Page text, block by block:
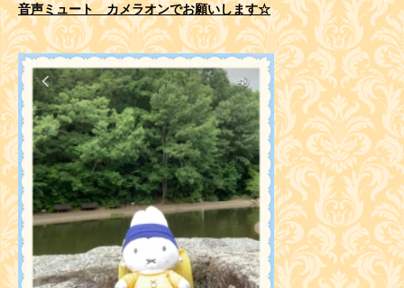
音声ミュート カメラオンでお願いします☆